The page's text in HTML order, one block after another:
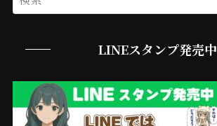
LINEスタンプ発売中